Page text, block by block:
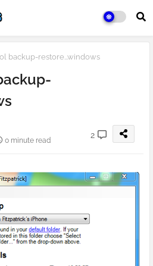
backup-restore...windows
0 minute read
2